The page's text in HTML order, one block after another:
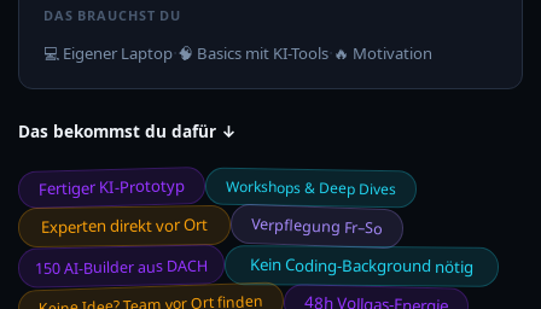
DAS BRAUCHST DU
💻 Eigener Laptop·🧠 Basics mit KI-Tools·🔥 Motivation
Das bekommst du dafür ↓
Fertiger KI-Prototyp Workshops & Deep Dives
Experten direkt vor Ort Verpflegung Fr–So
150 AI-Builder aus DACH Kein Coding-Background nötig